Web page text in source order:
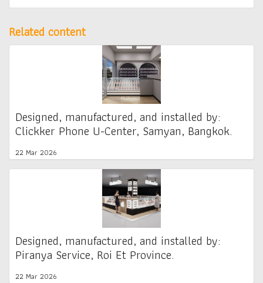
Related content
Designed, manufactured, and installed by:
Clickker Phone U-Center, Samyan, Bangkok.
22 Mar 2026
Designed, manufactured, and installed by:
Piranya Service, Roi Et Province.
22 Mar 2026